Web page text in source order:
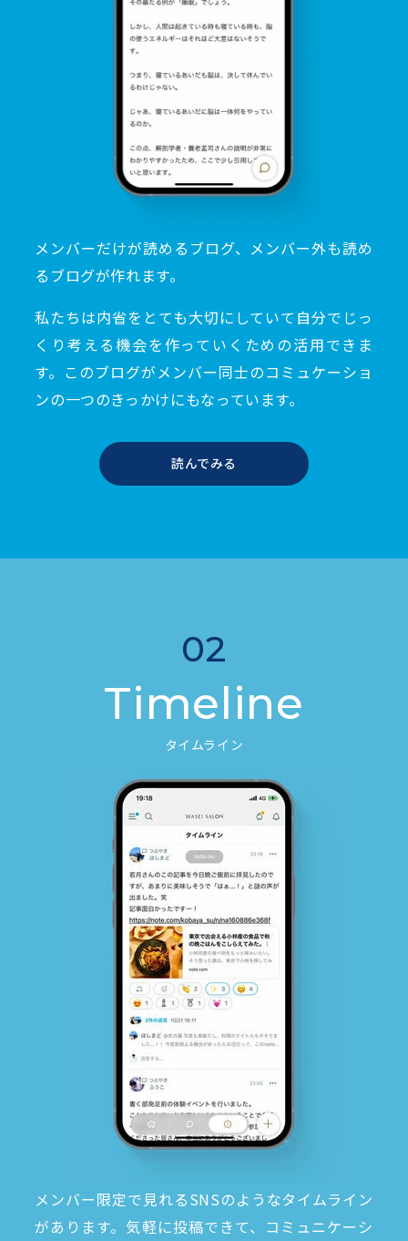
メンバーだけが読めるブログ、メンバー外も読め
るブログが作れます。
私たちは内省をとても大切にしていて自分でじっ
くり考える機会を作っていくための活用できま
す。このブログがメンバー同士のコミュケーショ
ンの一つのきっかけにもなっています。
読んでみる
02
Timeline
タイムライン
メンバー限定で見れるSNSのようなタイムライン
があります。気軽に投稿できて、コミュニケーシ